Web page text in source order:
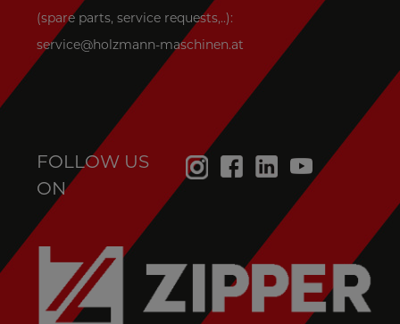
(spare parts, service requests,..):
service@holzmann-maschinen.at
FOLLOW US
ON